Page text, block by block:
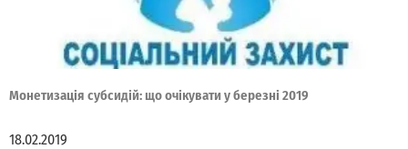
Монетизація субсидій: що очікувати у березні 2019
18.02.2019